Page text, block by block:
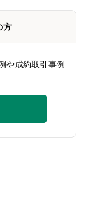
方
や成約取引事例